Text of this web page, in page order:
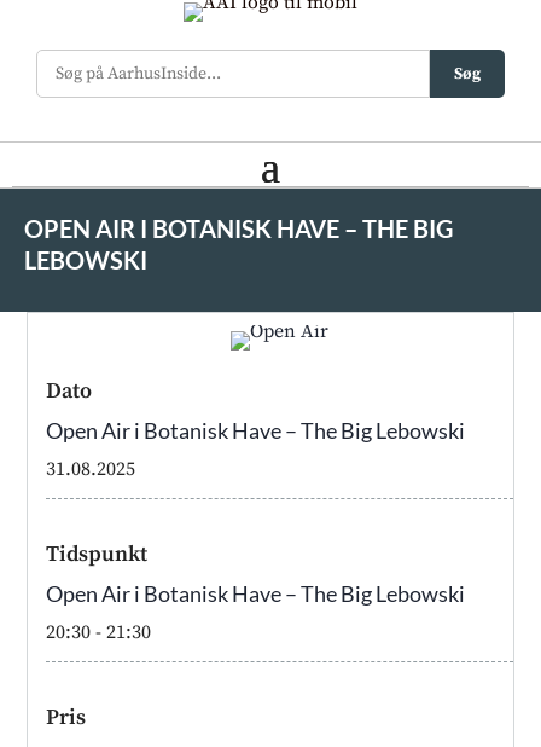
Søg
OPEN AIR I BOTANISK HAVE – THE BIG
LEBOWSKI
Dato
Open Air i Botanisk Have – The Big Lebowski
31.08.2025
Tidspunkt
Open Air i Botanisk Have – The Big Lebowski
20:30 - 21:30
Pris